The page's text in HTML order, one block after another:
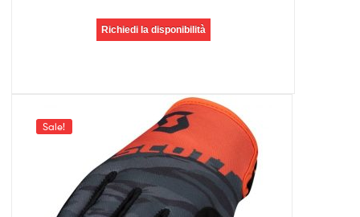
Richiedi la disponibilità
Sale!